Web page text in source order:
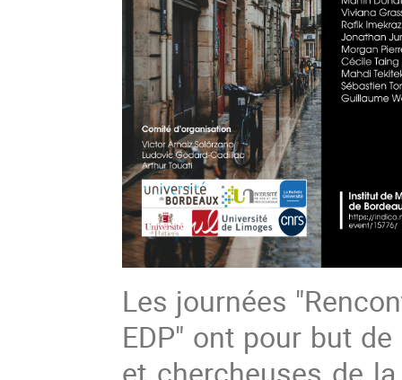
Les journées
EDP" ont pour but